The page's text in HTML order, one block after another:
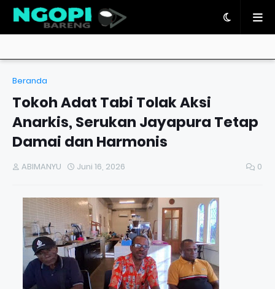
Beranda
Tokoh Adat Tabi Tolak Aksi
Anarkis, Serukan Jayapura Tetap
Damai dan Harmonis
ABIMANYU Juni 16, 2026 0